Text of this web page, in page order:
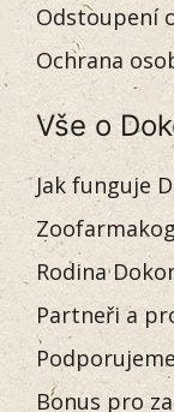
Odstoupení
Ochrana
Vše o
Jak funguje
Rodina
Partneři a
Podporujeme
Bonus pro